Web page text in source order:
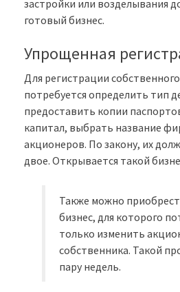
застройки или возделывания
готовый бизнес.
Упрощенная
Для регистрации
потребуется определить тип
предоставить копии
капитал, выбрать название
акционеров. По закону, их
двое. Открывается такой
Также можно
бизнес, для которого
только изменить
собственника. Такой
пару недель.